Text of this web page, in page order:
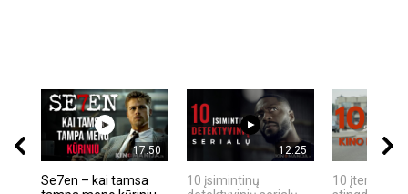
17:50
Se7en – kai tamsa
12:25
10 įsimintinų
10 įtemptų,